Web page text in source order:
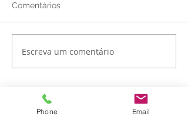
Comentários
Escreva um comentário
Phone Email